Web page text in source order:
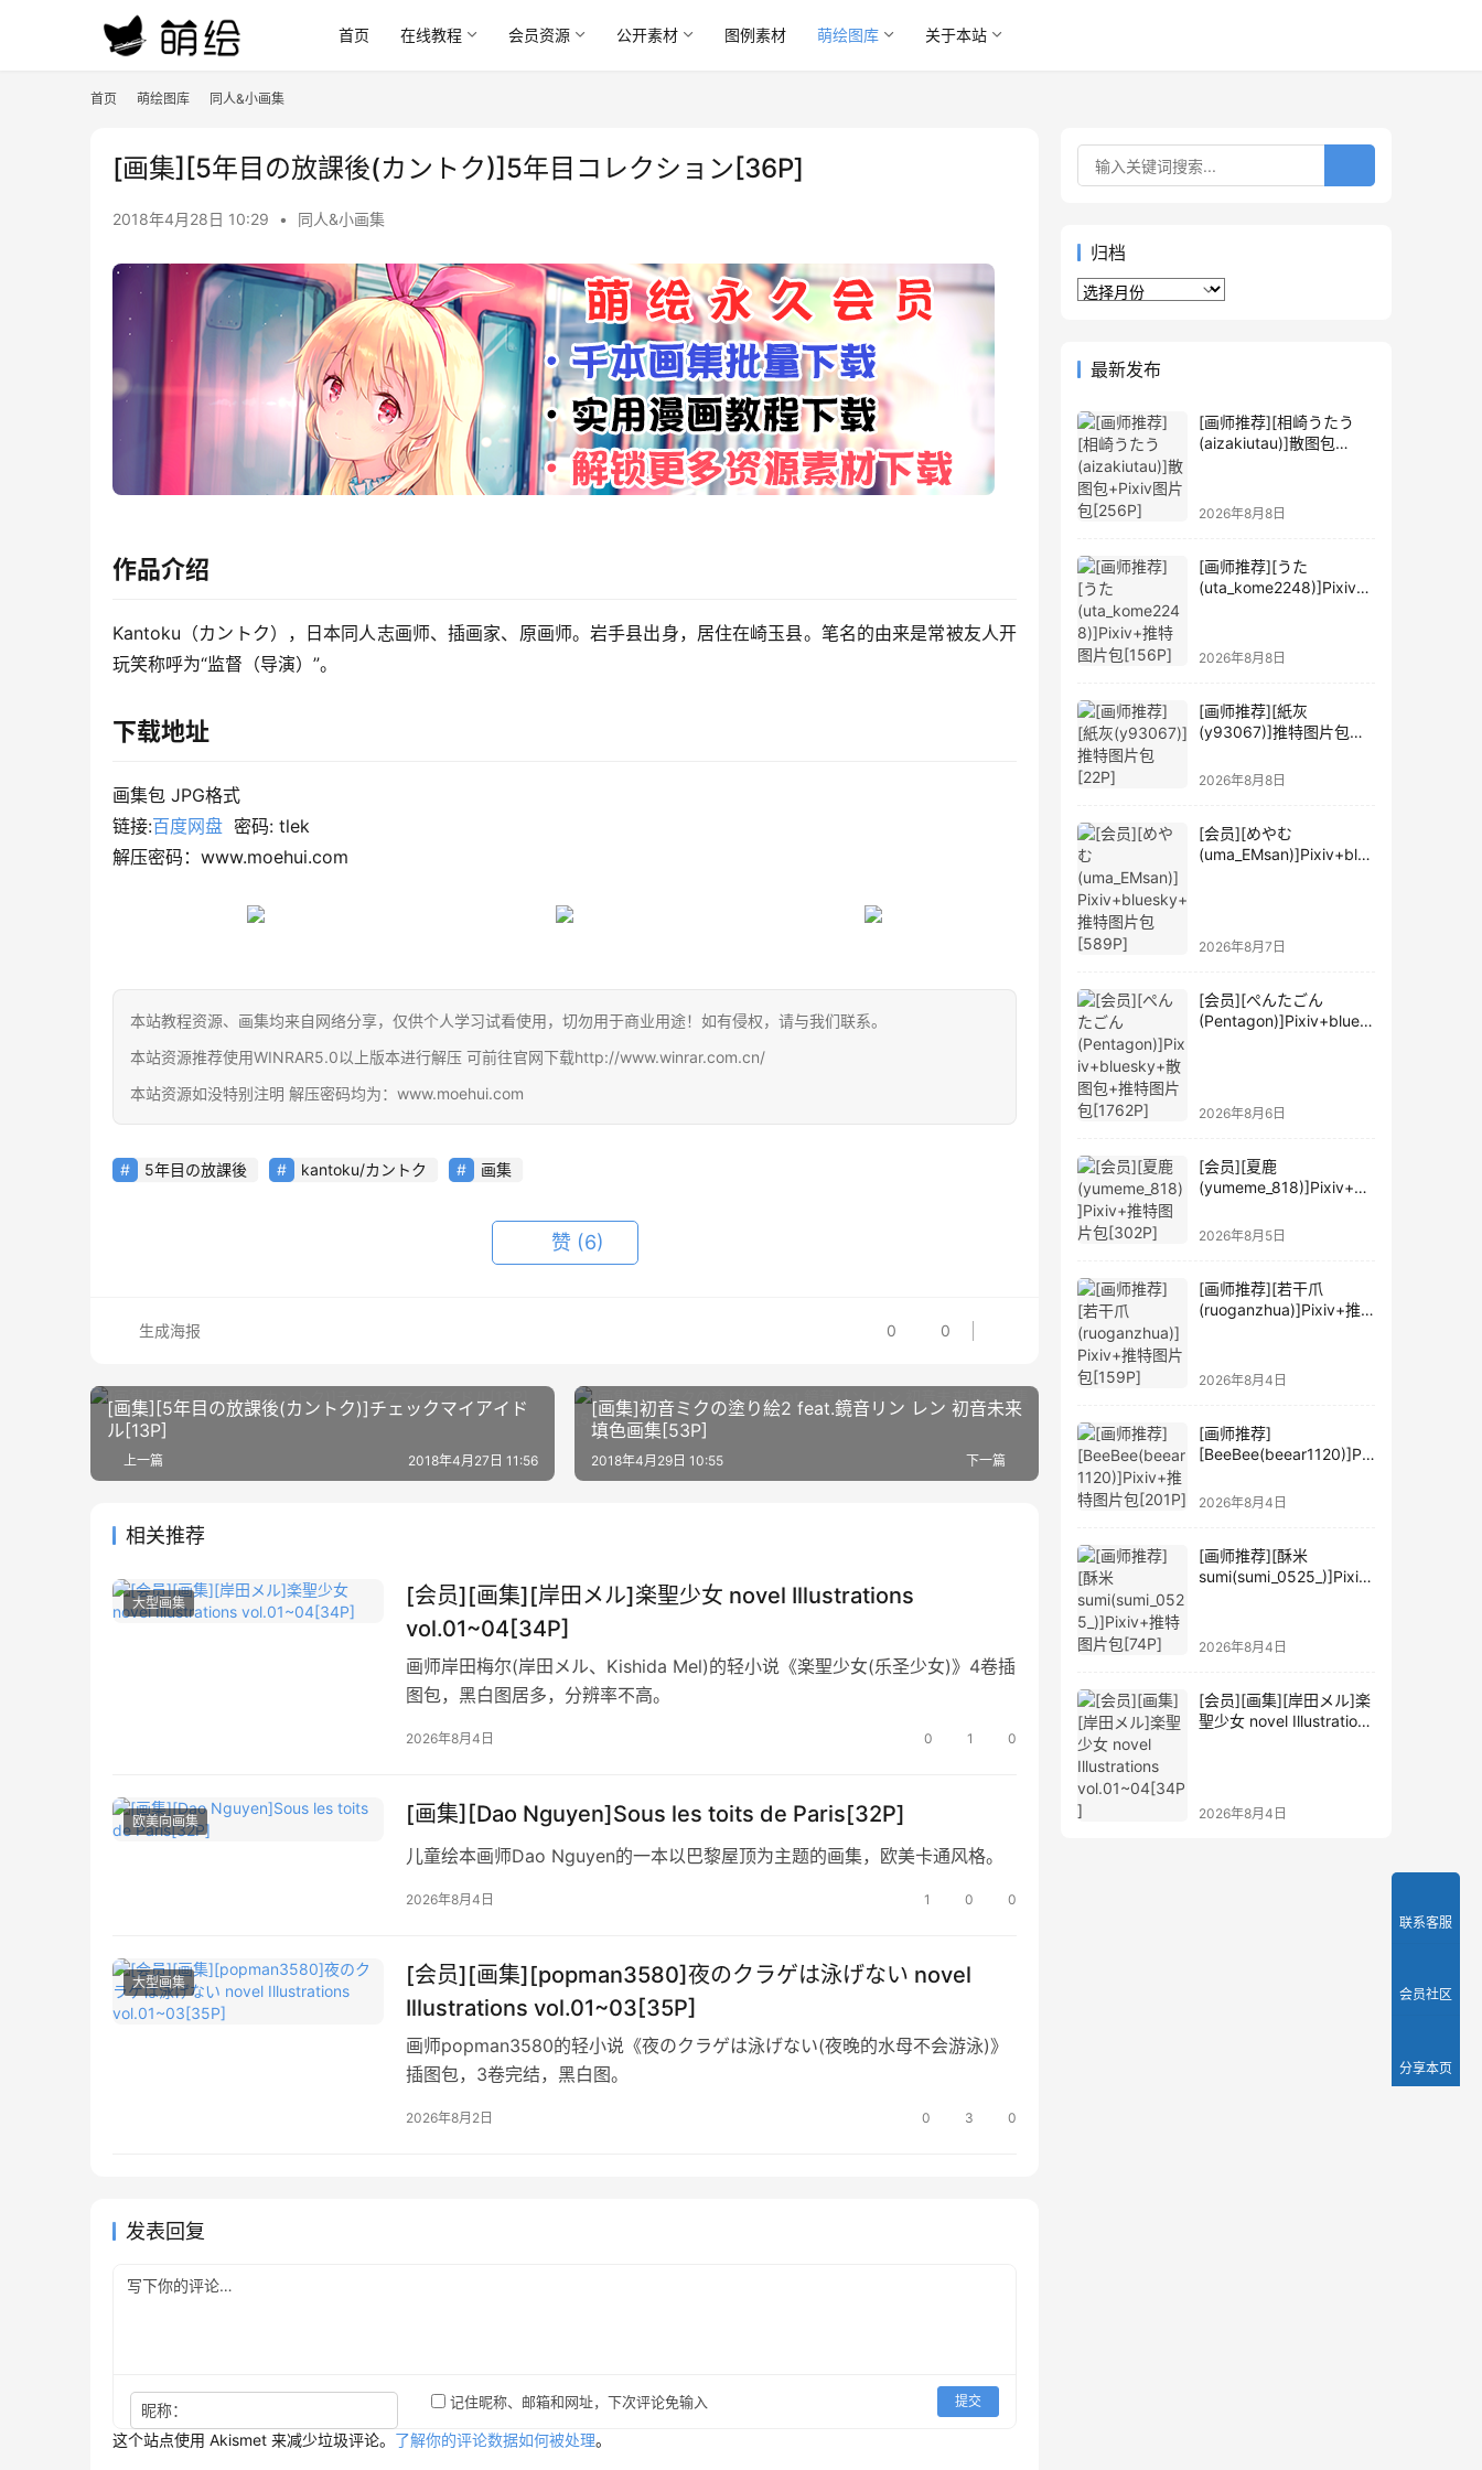
首页 在线教程 会员资源 公开素材 图例素材 萌绘图库 关于本站
首页 萌绘图库 同人&小画集
[画集][5年目の放課後(カントク)]5年目コレクション[36P]
2018年4月28日 10:29 • 同人&小画集
作品介绍
Kantoku（カントク），日本同人志画师、插画家、原画师。岩手县出身，居住在崎玉县。笔名的由来是常被友人开
玩笑称呼为“监督（导演）”。
下载地址
画集包 JPG格式
链接:百度网盘 密码: tlek
解压密码：www.moehui.com
本站教程资源、画集均来自网络分享，仅供个人学习试看使用，切勿用于商业用途！如有侵权，请与我们联系。
本站资源推荐使用WINRAR5.0以上版本进行解压 可前往官网下载http://www.winrar.com.cn/
本站资源如没特别注明 解压密码均为：www.moehui.com
5年目の放課後 kantoku/カントク 画集
赞 (6)
0 0
生成海报
[画集][5年目の放課後(カントク)]チェックマイアイド
ル[13P]
上一篇 2018年4月27日 11:56
[画集]初音ミクの塗り絵2 feat.鏡音リン レン 初音未来
填色画集[53P]
下一篇
2018年4月29日 10:55
相关推荐
大型画集
[会员][画集][岸田メル]楽聖少女 novel Illustrations
vol.01~04[34P]
画师岸田梅尔(岸田メル、Kishida Mel)的轻小说《楽聖少女(乐圣少女)》4卷插
图包，黑白图居多，分辨率不高。
2026年8月4日 0 1 0
欧美向画集 [画集][Dao Nguyen]Sous les toits de Paris[32P]
儿童绘本画师Dao Nguyen的一本以巴黎屋顶为主题的画集，欧美卡通风格。
2026年8月4日 1 0 0
大型画集
[会员][画集][popman3580]夜のクラゲは泳げない novel
Illustrations vol.01~03[35P]
画师popman3580的轻小说《夜のクラゲは泳げない(夜晚的水母不会游泳)》
插图包，3卷完结，黑白图。
2026年8月2日 0 3 0
发表回复
昵称： 记住昵称、邮箱和网址，下次评论免输入 提交
这个站点使用 Akismet 来减少垃圾评论。 了解你的评论数据如何被处理。
归档
归
最新发布
[画师推荐][相崎うたう
(aizakiutau)]散图包
2026年8月8日
[画师推荐][うた
(uta_kome2248)]Pixiv+
2026年8月8日
[画师推荐][紙灰
(y93067)]推特图片包
2026年8月8日
[会员][めやむ
(uma_EMsan)]Pixiv+blue
2026年8月7日
[会员][ぺんたごん
(Pentagon)]Pixiv+blues
2026年8月6日
[会员][夏鹿
(yumeme_818)]Pixiv+推
2026年8月5日
[画师推荐][若干爪
(ruoganzhua)]Pixiv+推
2026年8月4日
[画师推荐]
[BeeBee(beear1120)]Pix
2026年8月4日
[画师推荐][酥米
sumi(sumi_0525_)]Pixiv
2026年8月4日
[会员][画集][岸田メル]楽
聖少女 novel Illustrations
2026年8月4日
联系客服
会员社区
分享本页